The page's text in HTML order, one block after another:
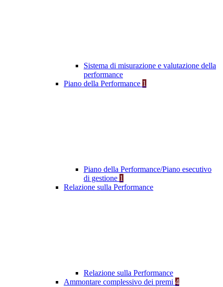
Sistema di misurazione e valutazione della
performance
Piano della Performance 1
Piano della Performance/Piano esecutivo
di gestione 1
Relazione sulla Performance
Relazione sulla Performance
Ammontare complessivo dei premi 4